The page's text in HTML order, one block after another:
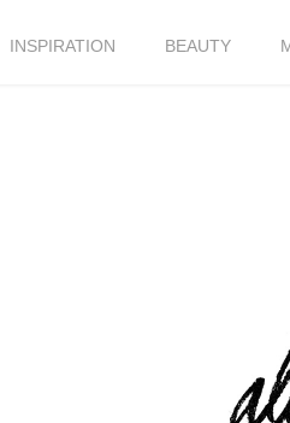
INSPIRATION BEAUTY